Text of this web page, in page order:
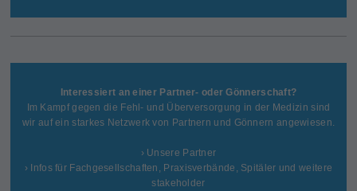
Interessiert an einer Partner- oder Gönnerschaft?
Im Kampf gegen die Fehl- und Überversorgung in der Medizin sind
wir auf ein starkes Netzwerk von Partnern und Gönnern angewiesen.
› Unsere Partner
› Infos für Fachgesellschaften, Praxisverbände, Spitäler und weitere
stakeholder